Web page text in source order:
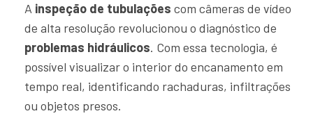
A inspeção de tubulações com câmeras de vídeo
de alta resolução revolucionou o diagnóstico de
problemas hidráulicos. Com essa tecnologia, é
possível visualizar o interior do encanamento em
tempo real, identificando rachaduras, infiltrações
ou objetos presos.